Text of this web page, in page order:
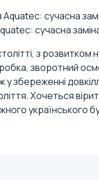
сучасна
з розвитком
зворотний
у збереженні
Хочеться
українського